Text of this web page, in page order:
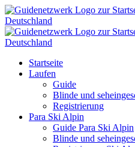
zur
Deutschland
zur
Deutschland
Startseite
Laufen
Guide
Blinde und
Registrierung
Para Ski Alpin
Guide Para Ski Alpin
Blinde und